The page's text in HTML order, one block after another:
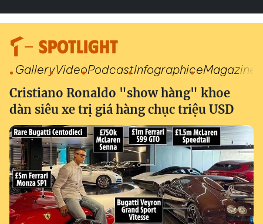
SPOTLIGHT
GalleryVideoPodcastInfographiceMagazine
Cristiano Ronaldo "show hàng" khoe
dàn siêu xe trị giá hàng chục triệu USD